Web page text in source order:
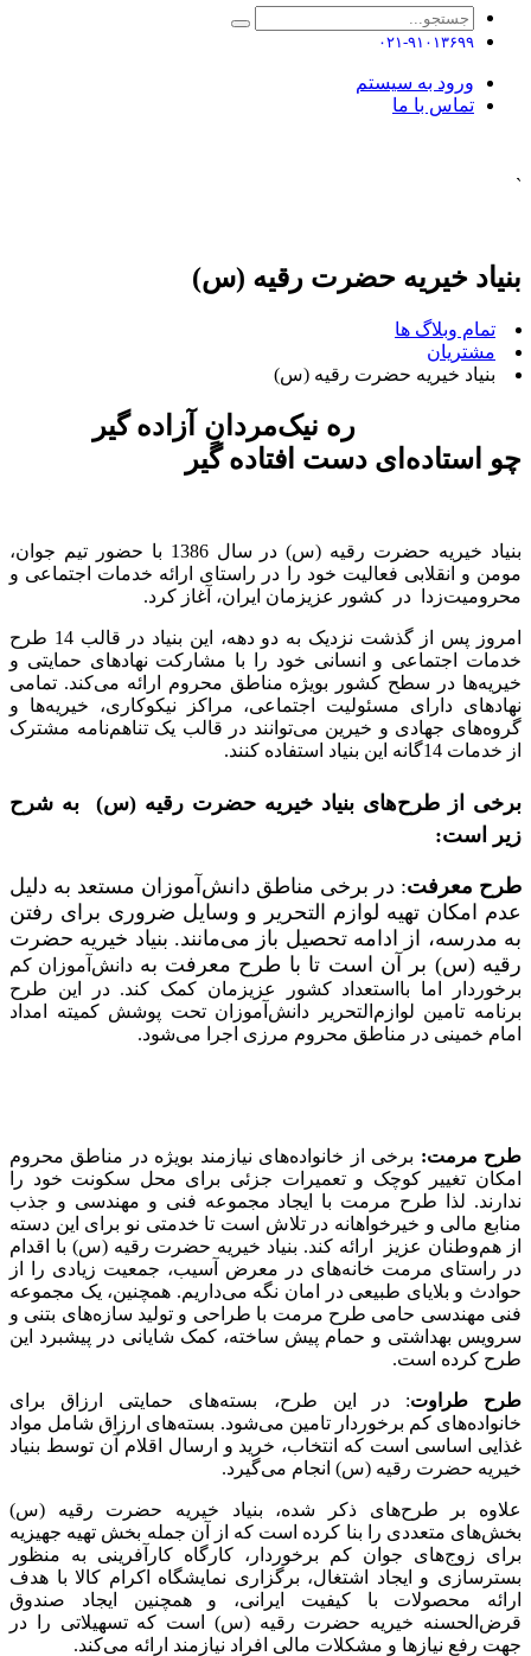
۰۲۱-۹۱۰۱۳۶۹۹
ورود به سیستم
تماس با ما
`
بنیاد خیریه حضرت رقیه (س)
تمام وبلاگ ها
مشتریان
بنیاد خیریه حضرت رقیه (س)
ره نیک‌مردان‌ِ آزاده گیر
چو استاده‌ای دست افتاده گیر
بنیاد خیریه حضرت رقیه (س) در سال 1386 با حضور تیم جوان،
مومن و انقلابی فعالیت خود را در راستای ارائه خدمات اجتماعی و
محرومیت‌زدا در کشور عزیزمان ایران، آغاز کرد.
امروز پس از گذشت نزدیک به دو دهه، این بنیاد در قالب 14 طرح
خدمات اجتماعی و انسانی خود را با مشارکت نهادهای حمایتی و
خیریه‌ها در سطح کشور بویژه مناطق محروم ارائه می‌کند. تمامی
نهادهای دارای مسئولیت اجتماعی، مراکز نیکوکاری، خیریه‌ها و
گروه‌های جهادی و خیرین می‌توانند در قالب یک تناهم‌نامه مشترک
از خدمات 14گانه این بنیاد استفاده کنند.
برخی از طرح‌های بنیاد خیریه حضرت رقیه (س) به شرح
زیر است:
طرح معرفت: در برخی مناطق دانش‌آموزان مستعد به دلیل
عدم امکان تهیه لوازم التحریر و وسایل ضروری برای رفتن
به مدرسه، از ادامه تحصیل باز می‌مانند. بنیاد خیریه حضرت
رقیه (س) بر آن است تا با طرح معرفت به دانش‌آموزان کم
برخوردار اما بااستعداد کشور عزیزمان کمک کند. در این طرح
برنامه تامین لوازم‌التحریر دانش‌آموزان تحت پوشش کمیته امداد
امام خمینی در مناطق محروم مرزی اجرا می‌شود.
طرح مرمت: برخی از خانواده‌های نیازمند بویژه در مناطق محروم
امکان تغییر کوچک و تعمیرات جزئی برای محل سکونت خود را
ندارند. لذا طرح مرمت با ایجاد مجموعه فنی و مهندسی و جذب
منابع مالی و خیرخواهانه در تلاش است تا خدمتی نو برای این دسته
از هم‌وطنان عزیز ارائه کند. بنیاد خیریه حضرت رقیه (س) با اقدام
در راستای مرمت خانه‌های در معرض آسیب، جمعیت زیادی را از
حوادث و بلایای طبیعی در امان نگه می‌داریم. همچنین، یک مجموعه
فنی مهندسی حامی طرح مرمت با طراحی و تولید سازه‌های بتنی و
سرویس بهداشتی و حمام پیش ساخته، کمک شایانی در پیشبرد این
طرح کرده است.
طرح طراوت: در این طرح، بسته‌های حمایتی ارزاق برای
خانواده‌های کم برخوردار تامین می‌شود. بسته‌های ارزاق شامل مواد
غذایی اساسی است که انتخاب، خرید و ارسال اقلام آن توسط بنیاد
خیریه حضرت رقیه (س) انجام می‌گیرد.
علاوه بر طرح‌های ذکر شده، بنیاد خیریه حضرت رقیه (س)
بخش‌های متعددی را بنا کرده است که از آن جمله بخش تهیه جهیزیه
برای زوج‌های جوان کم برخوردار، کارگاه کارآفرینی به منظور
بسترسازی و ایجاد اشتغال، برگزاری نمایشگاه اکرام کالا با هدف
ارائه محصولات با کیفیت ایرانی، و همچنین ایجاد صندوق
قرض‌الحسنه خیریه حضرت رقیه (س) است که تسهیلاتی را در
جهت رفع نیازها و مشکلات مالی افراد نیازمند ارائه می‌کند.